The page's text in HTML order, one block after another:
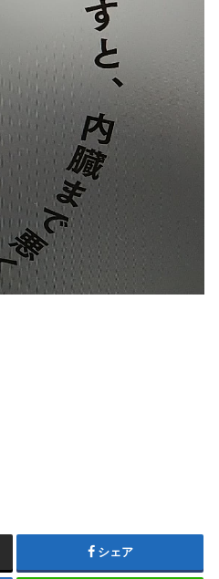
シェア